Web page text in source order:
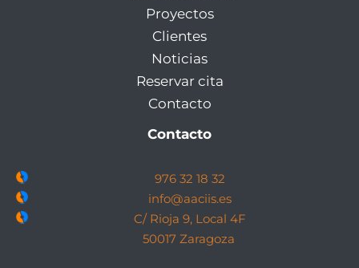
Proyectos
Clientes
Noticias
Reservar cita
Contacto
Contacto
976 32 18 32
info@aaciis.es
C/ Rioja 9, Local 4F
50017 Zaragoza